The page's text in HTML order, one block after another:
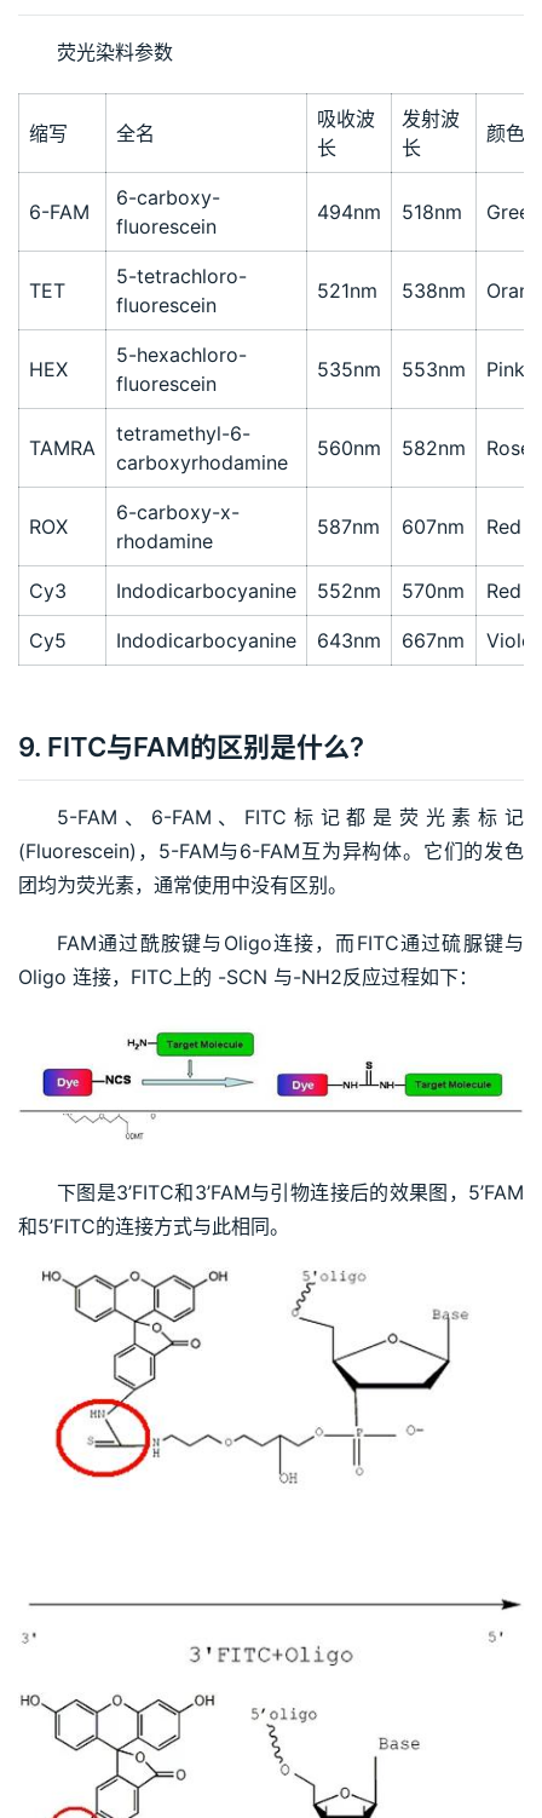
荧光染料参数
缩写 全名
吸收波
长
发射波
长
颜色
6-FAM
6-carboxy-
fluorescein
494nm 518nm Green
TET
5-tetrachloro-
fluorescein
521nm 538nm
HEX
5-hexachloro-
fluorescein
535nm 553nm Pink
TAMRA
tetramethyl-6-
carboxyrhodamine
560nm 582nm Rose
ROX
6-carboxy-x-
rhodamine
587nm 607nm Red
Cy3 Indodicarbocyanine 552nm 570nm Red
Cy5 Indodicarbocyanine 643nm 667nm Violet
9. FITC与FAM的区别是什么?
5-FAM、6-FAM、FITC标记都是荧光素标记
(Fluorescein)，5-FAM与6-FAM互为异构体。它们的发色
团均为荧光素，通常使用中没有区别。
FAM通过酰胺键与Oligo连接，而FITC通过硫脲键与
Oligo 连接，FITC上的 -SCN 与-NH2反应过程如下：
下图是3’FITC和3’FAM与引物连接后的效果图，5’FAM
和5’FITC的连接方式与此相同。